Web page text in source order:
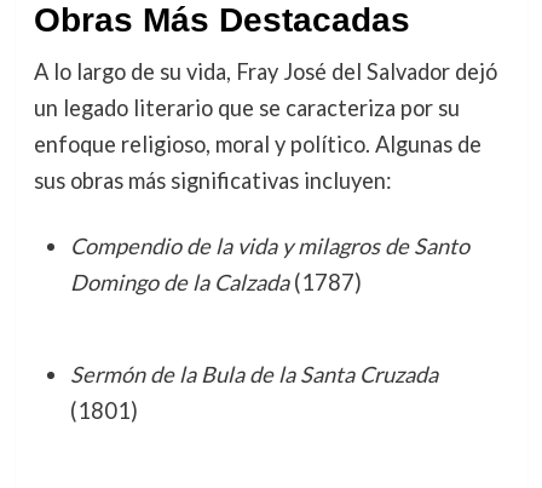
Obras Más Destacadas
A lo largo de su vida, Fray José del Salvador dejó
un legado literario que se caracteriza por su
enfoque religioso, moral y político. Algunas de
sus obras más significativas incluyen:
Compendio de la vida y milagros de Santo
Domingo de la Calzada(1787)
Sermón de la Bula de la Santa Cruzada
(1801)